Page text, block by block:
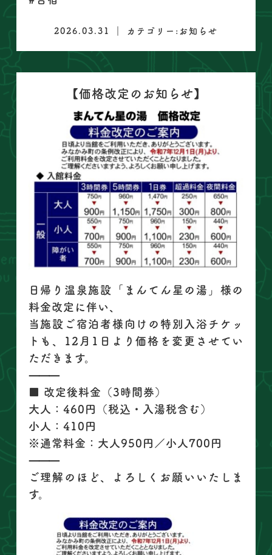
2026.03.31 ｜ カテゴリー: お知らせ
【価格改定のお知らせ】
日帰り温泉施設「まんてん星の湯」様の
料金改定に伴い、
当施設ご宿泊者様向けの特別入浴チケッ
トも、12月1日より価格を変更させてい
ただきます。
⸻
■ 改定後料金（3時間券）
大人：460円（税込・入湯税含む）
小人：410円
※通常料金：大人950円／小人700円
⸻
ご理解のほど、よろしくお願いいたしま
す。